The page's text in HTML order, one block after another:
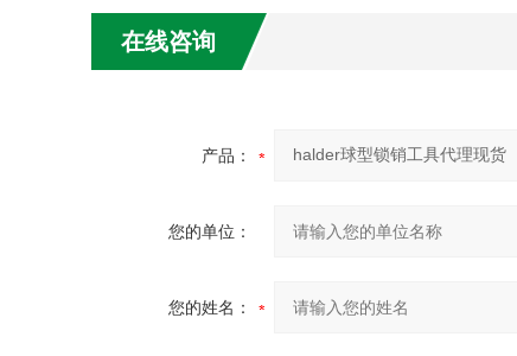
在线咨询
产品：
您的单位：
您的姓名：